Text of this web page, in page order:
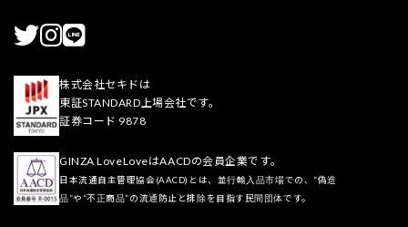
株式会社セキドは
東証STANDARD上場会社です。
証券コード 9878
GINZA LoveLoveはAACDの会員企業です。
日本流通自主管理協会(AACD)とは、並行輸入品市場での、“偽造
品”や“不正商品”の流通防止と排除を目指す民間団体です。